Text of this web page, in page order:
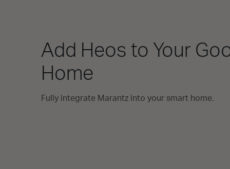
Add Heos to Your
Home
Fully integrate Marantz into your smart home.